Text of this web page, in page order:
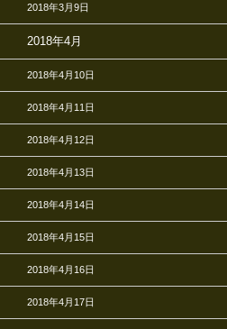
2018年3月9日
2018年4月
2018年4月10日
2018年4月11日
2018年4月12日
2018年4月13日
2018年4月14日
2018年4月15日
2018年4月16日
2018年4月17日